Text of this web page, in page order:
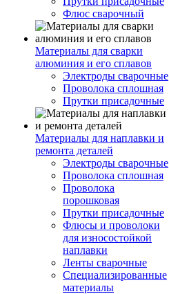
Флюс сварочный
Материалы для сварки
алюминия и его сплавов
Электроды сварочные
Проволока сплошная
Прутки присадочные
Материалы для наплавки и
ремонта деталей
Электроды сварочные
Проволока сплошная
Проволока
порошковая
Прутки присадочные
Флюсы и проволоки
для износостойкой
наплавки
Ленты сварочные
Специализированные
материалы